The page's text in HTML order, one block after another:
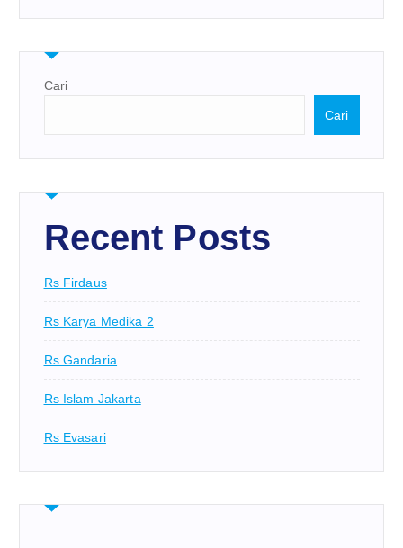
Cari
Cari
Recent Posts
Rs Firdaus
Rs Karya Medika 2
Rs Gandaria
Rs Islam Jakarta
Rs Evasari